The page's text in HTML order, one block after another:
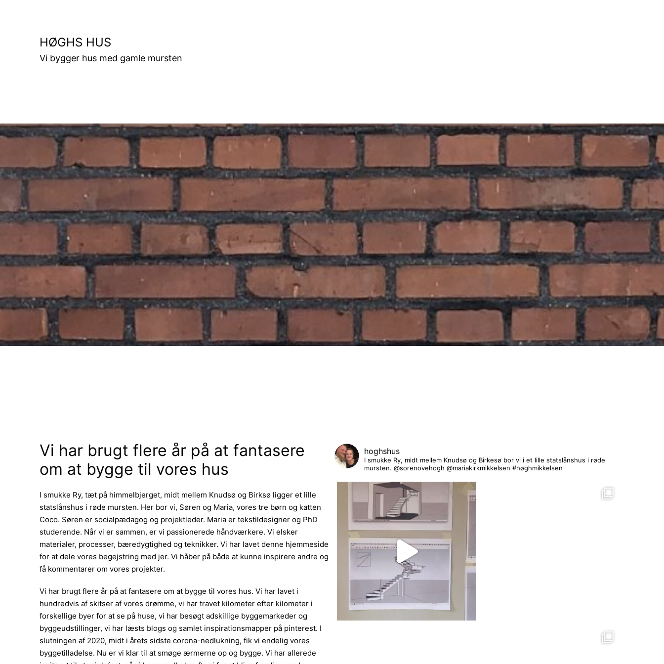
HØGHS HUS
Vi bygger hus med gamle mursten
Vi har brugt flere år på at fantasere
om at bygge til vores hus
I smukke Ry, tæt på himmelbjerget, midt mellem Knudsø og Birksø ligger et lille
statslånshus i røde mursten. Her bor vi, Søren og Maria, vores tre børn og katten
Coco. Søren er socialpædagog og projektleder. Maria er tekstildesigner og PhD
studerende. Når vi er sammen, er vi passionerede håndværkere. Vi elsker
materialer, processer, bæredygtighed og teknikker. Vi har lavet denne hjemmeside
for at dele vores begejstring med jer. Vi håber på både at kunne inspirere andre og
få kommentarer om vores projekter.
Vi har brugt flere år på at fantasere om at bygge til vores hus. Vi har lavet i
hundredvis af skitser af vores drømme, vi har travet kilometer efter kilometer i
forskellige byer for at se på huse, vi har besøgt adskillige byggemarkeder og
byggeudstillinger, vi har læsts blogs og samlet inspirationsmapper på pinterest. I
slutningen af 2020, midt i årets sidste corona-nedlukning, fik vi endelig vores
byggetilladelse. Nu er vi klar til at smøge ærmerne op og bygge. Vi har allerede
hoghshus
I smukke Ry, midt mellem Knudsø og Birkesø bor vi i et lille statslånshus i røde
mursten. @sorenovehogh @mariakirkmikkelsen #høghmikkelsen